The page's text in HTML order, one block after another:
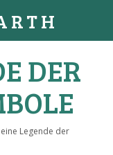
DER
eine Legende der